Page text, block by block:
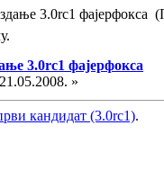
3.0rc1 фајерфокса
3.0rc1 фајерфокса
»
кандидат (3.0rc1).